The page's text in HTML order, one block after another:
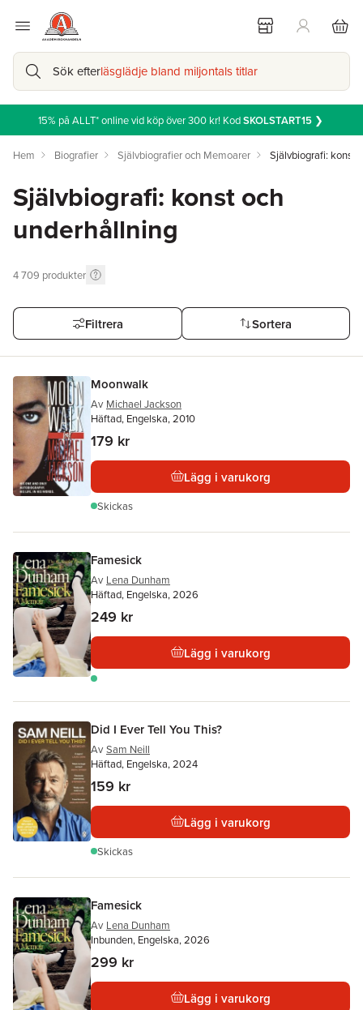
Sök efterläsglädje bland miljontals titlar
15% på ALLT* online vid köp över 300 kr! KodSKOLSTART15❯
Hem Biografier Självbiografier och Memoarer Självbiografi: konst
Självbiografi: konst och
underhållning
4 709 produkter
Filtrera Sortera
Moonwalk
Av Michael Jackson
Häftad, Engelska, 2010
179 kr
Lägg i varukorg
Skickas
Famesick
Av Lena Dunham
Häftad, Engelska, 2026
249 kr
Lägg i varukorg
Did I Ever Tell You This?
Av Sam Neill
Häftad, Engelska, 2024
159 kr
Lägg i varukorg
Skickas
Famesick
Av Lena Dunham
Inbunden, Engelska, 2026
299 kr
Lägg i varukorg